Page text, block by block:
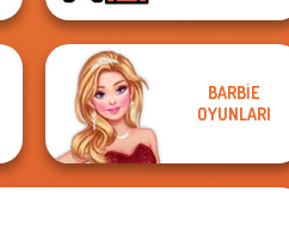
BARBIE
OYUNLARI